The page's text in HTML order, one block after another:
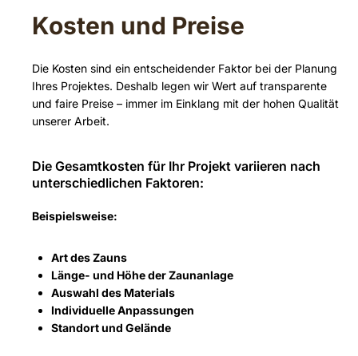
Kosten und Preise
Die Kosten sind ein entscheidender Faktor bei der Planung
Ihres Projektes. Deshalb legen wir Wert auf transparente
und faire Preise – immer im Einklang mit der hohen Qualität
unserer Arbeit.
Die Gesamtkosten für Ihr Projekt variieren nach
unterschiedlichen Faktoren:
Beispielsweise:
Art des Zauns
Länge- und Höhe der Zaunanlage
Auswahl des Materials
Individuelle Anpassungen
Standort und Gelände